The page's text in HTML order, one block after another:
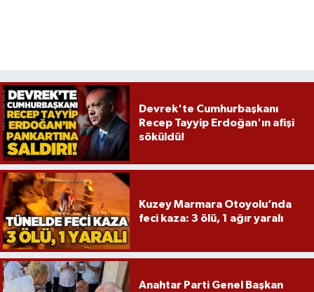
Devrek'te Cumhurbaşkanı
Recep Tayyip Erdoğan'ın afişi
söküldü!
Kuzey Marmara Otoyolu’nda
feci kaza: 3 ölü, 1 ağır yaralı
Anahtar Parti Genel Başkan